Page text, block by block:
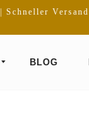
Versand
BLOG